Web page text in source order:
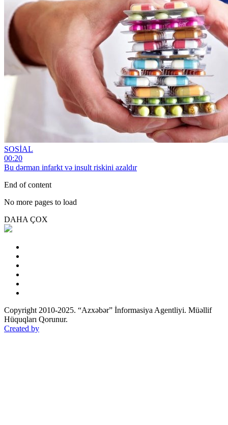
SOSİAL
00:20
Bu dərman infarkt və insult riskini azaldır
End of content
No more pages to load
DAHA ÇOX
Copyright 2010-2025. “Azxəbər” İnformasiya Agentliyi. Müəllif
Hüquqları Qorunur.
Created by